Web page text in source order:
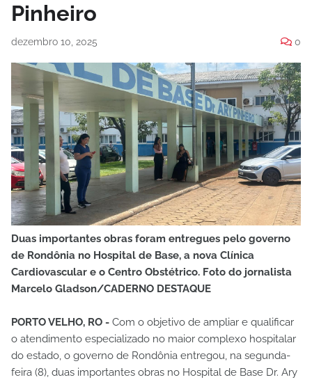
Pinheiro
dezembro 10, 2025 0
Duas importantes obras foram entregues pelo governo
de Rondônia no Hospital de Base, a nova Clínica
Cardiovascular e o Centro Obstétrico. Foto do jornalista
Marcelo Gladson/CADERNO DESTAQUE
PORTO VELHO, RO - Com o objetivo de ampliar e qualificar
o atendimento especializado no maior complexo hospitalar
do estado, o governo de Rondônia entregou, na segunda-
feira (8), duas importantes obras no Hospital de Base Dr. Ary